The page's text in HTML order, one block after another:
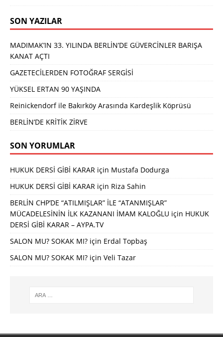
SON YAZILAR
MADIMAK’IN 33. YILINDA BERLİN’DE GÜVERCİNLER BARIŞA
KANAT AÇTI
GAZETECİLERDEN FOTOĞRAF SERGİSİ
YÜKSEL ERTAN 90 YAŞINDA
Reinickendorf ile Bakırköy Arasında Kardeşlik Köprüsü
BERLİN’DE KRİTİK ZİRVE
SON YORUMLAR
HUKUK DERSİ GİBİ KARAR için Mustafa Dodurga
HUKUK DERSİ GİBİ KARAR için Riza Sahin
BERLİN CHP’DE “ATILMIŞLAR” İLE “ATANMIŞLAR”
MÜCADELESİNİN İLK KAZANANI İMAM KALOĞLU için HUKUK
DERSİ GİBİ KARAR – AYPA.TV
SALON MU? SOKAK MI? için Erdal Topbaş
SALON MU? SOKAK MI? için Veli Tazar